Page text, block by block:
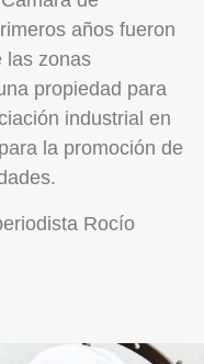
años fueron
las zonas
propiedad para
industrial en
la promoción de
Rocío